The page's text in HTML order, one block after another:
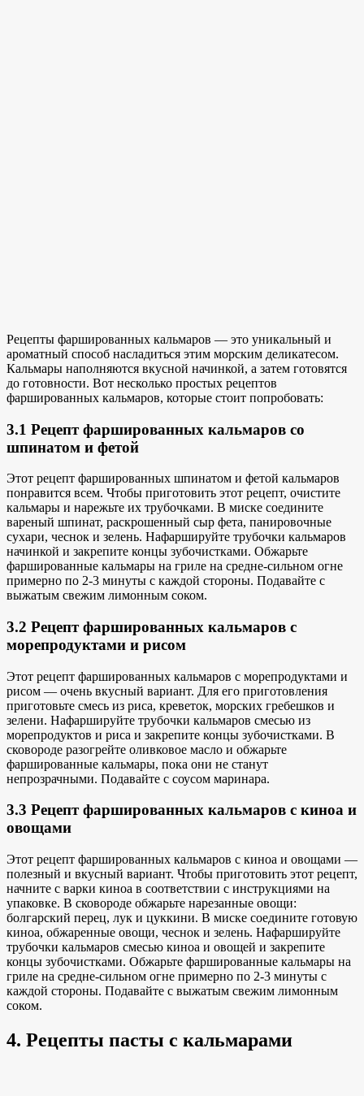
Рецепты фаршированных кальмаров — это уникальный и
ароматный способ насладиться этим морским деликатесом.
Кальмары наполняются вкусной начинкой, а затем готовятся
до готовности. Вот несколько простых рецептов
фаршированных кальмаров, которые стоит попробовать:
3.1 Рецепт фаршированных кальмаров со
шпинатом и фетой
Этот рецепт фаршированных шпинатом и фетой кальмаров
понравится всем. Чтобы приготовить этот рецепт, очистите
кальмары и нарежьте их трубочками. В миске соедините
вареный шпинат, раскрошенный сыр фета, панировочные
сухари, чеснок и зелень. Нафаршируйте трубочки кальмаров
начинкой и закрепите концы зубочистками. Обжарьте
фаршированные кальмары на гриле на средне-сильном огне
примерно по 2-3 минуты с каждой стороны. Подавайте с
выжатым свежим лимонным соком.
3.2 Рецепт фаршированных кальмаров с
морепродуктами и рисом
Этот рецепт фаршированных кальмаров с морепродуктами и
рисом — очень вкусный вариант. Для его приготовления
приготовьте смесь из риса, креветок, морских гребешков и
зелени. Нафаршируйте трубочки кальмаров смесью из
морепродуктов и риса и закрепите концы зубочистками. В
сковороде разогрейте оливковое масло и обжарьте
фаршированные кальмары, пока они не станут
непрозрачными. Подавайте с соусом маринара.
3.3 Рецепт фаршированных кальмаров с киноа и
овощами
Этот рецепт фаршированных кальмаров с киноа и овощами —
полезный и вкусный вариант. Чтобы приготовить этот рецепт,
начните с варки киноа в соответствии с инструкциями на
упаковке. В сковороде обжарьте нарезанные овощи:
болгарский перец, лук и цуккини. В миске соедините готовую
киноа, обжаренные овощи, чеснок и зелень. Нафаршируйте
трубочки кальмаров смесью киноа и овощей и закрепите
концы зубочистками. Обжарьте фаршированные кальмары на
гриле на средне-сильном огне примерно по 2-3 минуты с
каждой стороны. Подавайте с выжатым свежим лимонным
соком.
4. Рецепты пасты с кальмарами